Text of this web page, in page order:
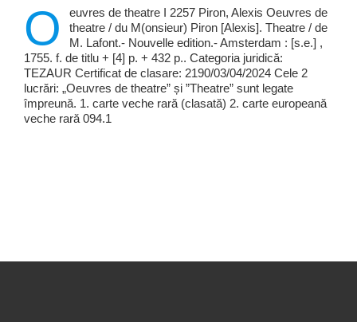
O
euvres de theatre I 2257 Piron, Alexis Oeuvres de
theatre / du M(onsieur) Piron [Alexis]. Theatre / de
M. Lafont.- Nouvelle edition.- Amsterdam : [s.e.] ,
1755. f. de titlu + [4] p. + 432 p.. Categoria juridică:
TEZAUR Certificat de clasare: 2190/03/04/2024 Cele 2
lucrări: „Oeuvres de theatre” și ”Theatre” sunt legate
împreună. 1. carte veche rară (clasată) 2. carte europeană
veche rară 094.1